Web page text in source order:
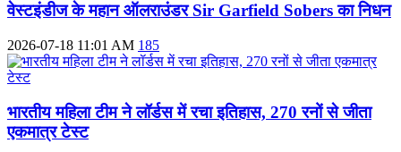
वेस्टइंडीज के महान ऑलराउंडर Sir Garfield Sobers का निधन
2026-07-18 11:01 AM 185
भारतीय महिला टीम ने लॉर्डस में रचा इतिहास, 270 रनों से जीता
एकमात्र टेस्ट